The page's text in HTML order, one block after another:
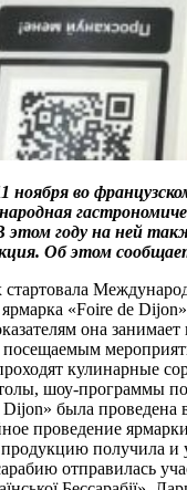
ноября во
этом году на ней
Об этом
ярмарка «Foire de
она занимает
посещаемым
кулинарные
шоу-программы
была проведена
проведение
получила и
отправилась